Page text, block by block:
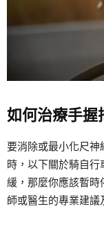
如何治療手握
要消除或最小化尺神
時，以下關於騎自
緩，那麼你應該暫時
師或醫生的專業建議